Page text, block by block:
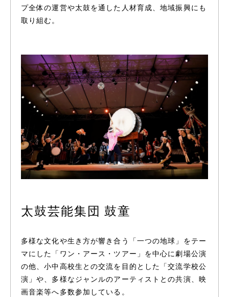
プ全体の運営や太鼓を通した人材育成、地域振興にも
取り組む。
太鼓芸能集団 鼓童
多様な文化や生き方が響き合う「一つの地球」をテー
マにした「ワン・アース・ツアー」を中心に劇場公演
の他、小中高校生との交流を目的とした「交流学校公
演」や、多様なジャンルのアーティストとの共演、映
画音楽等へ多数参加している。